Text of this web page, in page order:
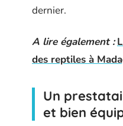
dernier.
A lire également :
des reptiles à
Un
et bien